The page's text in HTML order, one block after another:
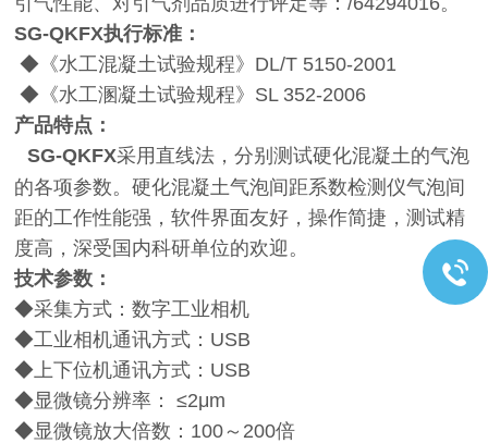
SG-QKFX执行标准：
◆ 《水工混凝土试验规程》 DL/T 5150-2001
◆ 《水工溷凝土试验规程》 SL 352-2006
产品特点：
SG-QKFX采用直线法，分别测试硬化混凝土的气泡
的各项参数。硬化混凝土气泡间距系数检测仪气泡间
距的工作性能强，软件界面友好，操作简捷，测试精
度高，深受国内科研单位的欢迎。
技术参数：
◆采集方式：数字工业相机
◆工业相机通讯方式： USB
◆上下位机通讯方式： USB
◆显微镜分辨率： ≤2μm
◆显微镜放大倍数： 100～ 200倍